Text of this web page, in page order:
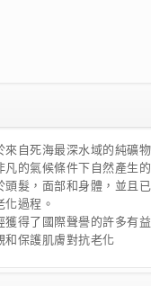
來自死海最深水域的純礦
的氣候條件下自然產生的
頭髮，面部和身體，並且
化過程。
獲得了國際聲譽的許多有
和保護肌膚對抗老化